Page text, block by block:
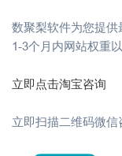
数聚梨软件为您提供
1-3个月内网站权重
立即点击淘宝咨询
立即扫描二维码微信